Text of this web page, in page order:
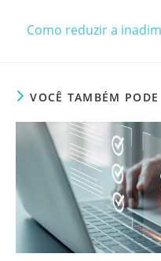
artigos
Como reduzir a
VOCÊ TAMBÉM PODE